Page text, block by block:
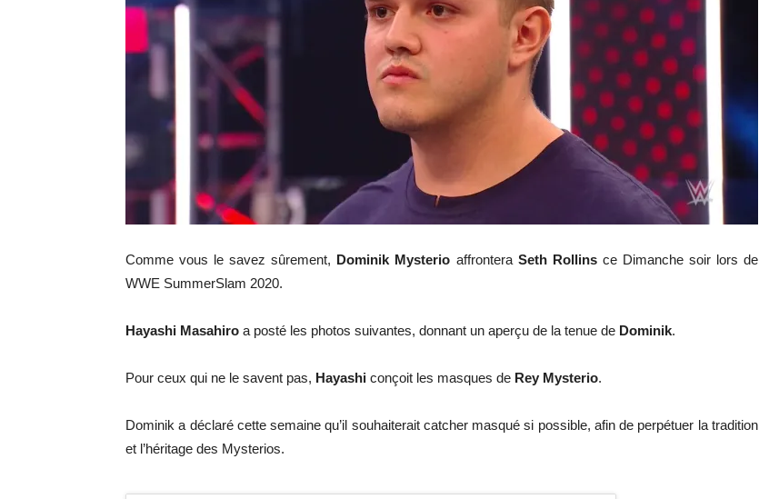
Comme vous le savez sûrement, Dominik Mysterio affrontera Seth Rollinsce Dimanche soir lors de
WWE SummerSlam 2020.
Hayashi Masahiro a posté les photos suivantes, donnant un aperçu de la tenue de Dominik.
Pour ceux qui ne le savent pas, Hayashi conçoit les masques de Rey Mysterio.
Dominik a déclaré cette semaine qu’il souhaiterait catcher masqué si possible, afin de perpétuer la tradition
et l’héritage des Mysterios.